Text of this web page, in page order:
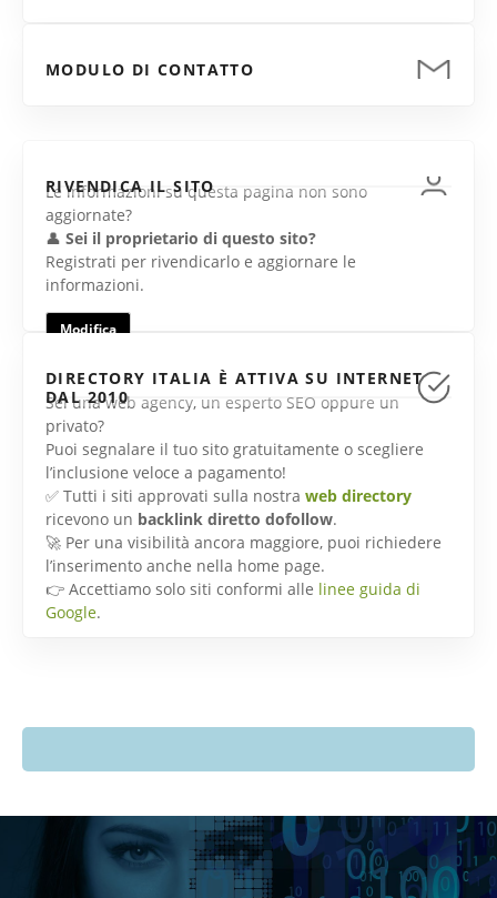
MODULO DI CONTATTO
RIVENDICA IL SITO
Le informazioni su questa pagina non sono
aggiornate?
👤 Sei il proprietario di questo sito?
Registrati per rivendicarlo e aggiornare le
informazioni.
Modifica
DIRECTORY ITALIA È ATTIVA SU INTERNET
DAL 2010
Sei una web agency, un esperto SEO oppure un
privato?
Puoi segnalare il tuo sito gratuitamente o scegliere
l’inclusione veloce a pagamento!
✅ Tutti i siti approvati sulla nostra web directory
ricevono un backlink diretto dofollow.
🚀 Per una visibilità ancora maggiore, puoi richiedere
l’inserimento anche nella home page.
👉 Accettiamo solo siti conformi alle linee guida di
Google.